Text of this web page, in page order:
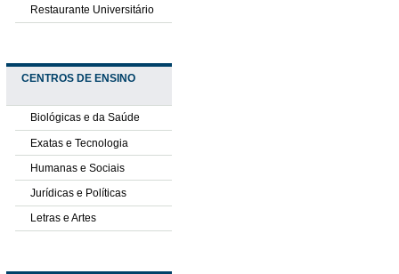
Restaurante Universitário
CENTROS DE ENSINO
Biológicas e da Saúde
Exatas e Tecnologia
Humanas e Sociais
Jurídicas e Políticas
Letras e Artes